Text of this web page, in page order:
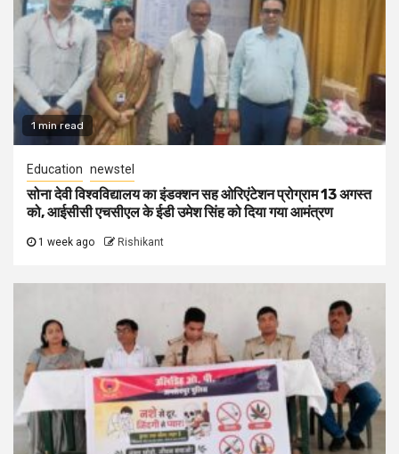
1 min read
Education newstel
सोना देवी विश्वविद्यालय का इंडक्शन सह ओरिएंटेशन प्रोग्राम 13 अगस्त
को, आईसीसी एचसीएल के ईडी उमेश सिंह को दिया गया आमंत्रण
1 week ago Rishikant